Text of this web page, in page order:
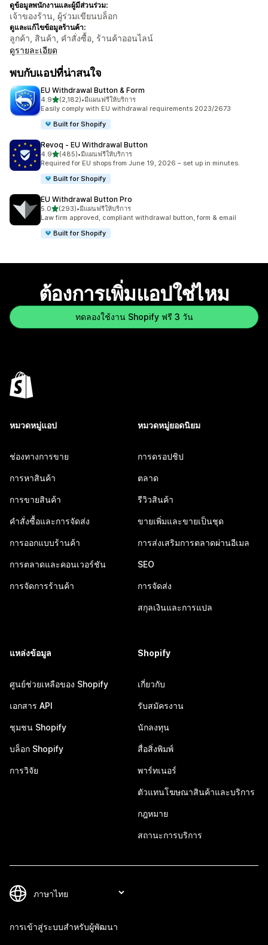
ดูข้อมูลพนักงานและผู้มีส่วนร่วม:
เจ้าของร้าน, ผู้ร่วมเขียนบล็อก
ดูและแก้ไขข้อมูลร้านค้า:
ลูกค้า, สินค้า, คำสั่งซื้อ, ร้านค้าออนไลน์
ดูรายละเอียด
พบกับแอปที่น่าสนใจ
EU Withdrawal Button & Form
4.9เต็ม 5 ดาว
(2,182)
ทั้งหมด 2182 รีวิว
•มีแผนฟรีให้บริการ
Easily comply with EU withdrawal requirements 2023/2673
Built for Shopify
Revoq ‑ EU Withdrawal Button
4.9เต็ม 5 ดาว
(485)
ทั้งหมด 485 รีวิว
•มีแผนฟรีให้บริการ
Required for EU shops from June 19, 2026 – set up in minutes.
Built for Shopify
EU Withdrawal Button Pro
5.0เต็ม 5 ดาว
(293)
ทั้งหมด 293 รีวิว
•มีแผนฟรีให้บริการ
Law firm approved, compliant withdrawal button, form & email
Built for Shopify
ต้องการเพิ่มแอปใช่ไหม
ทดลองใช้งาน Shopify ฟรี 3 วัน
หมวดหมู่แอป
ช่องทางการขาย
การหาสินค้า
การขายสินค้า
คำสั่งซื้อและการจัดส่ง
การออกแบบร้านค้า
การตลาดและคอนเวอร์ชัน
การจัดการร้านค้า
หมวดหมู่ยอดนิยม
การดรอปชิป
ตลาด
รีวิวสินค้า
ขายเพิ่มและขายเป็นชุด
การส่งเสริมการตลาดผ่านอีเมล
SEO
การจัดส่ง
สกุลเงินและการแปล
แหล่งข้อมูล
ศูนย์ช่วยเหลือของ Shopify
เอกสาร API
ชุมชน Shopify
บล็อก Shopify
การวิจัย
Shopify
เกี่ยวกับ
รับสมัครงาน
นักลงทุน
สื่อสิ่งพิมพ์
พาร์ทเนอร์
ตัวแทนโฆษณาสินค้าและบริการ
กฎหมาย
สถานะการบริการ
การเข้าสู่ระบบสำหรับผู้พัฒนา